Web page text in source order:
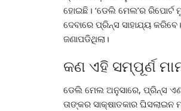
ହୋଇଛି। ‘ଡେଲି ମେଲ’ର ରିପୋର୍ଟ
ଦେବାରେ ପ୍ରିନ୍ସ ସାହାଯ୍ୟ
ଜଣାପଡିଥିଲା।
କଣ ଏହି ସମ୍ପୂର୍ଣ
ଡେଲି ମେଲ ଅନୁସାରେ, ପ୍ରିନ୍ସ
ତାଙ୍କର ସାକ୍ଷାତକାର